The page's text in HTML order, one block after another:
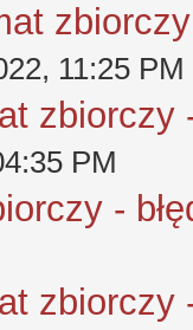
11:25 PM
zbiorczy
PM
-
zbiorczy